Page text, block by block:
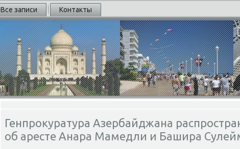
Все записи Контакты
Генпрокуратура Азербайджана
об аресте Анара Мамедли и Башира